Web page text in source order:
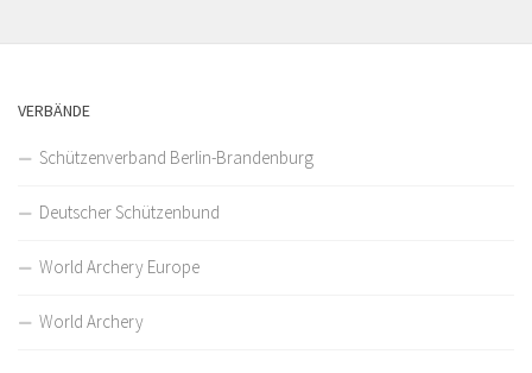
VERBÄNDE
Schützenverband Berlin-Brandenburg
Deutscher Schützenbund
World Archery Europe
World Archery